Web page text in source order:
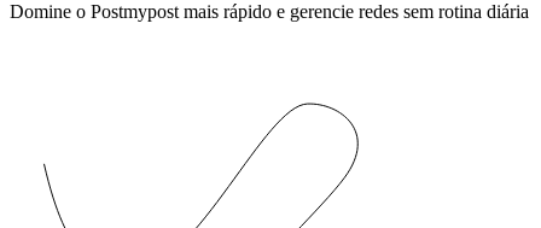
Domine o Postmypost mais rápido e gerencie redes sem rotina diária